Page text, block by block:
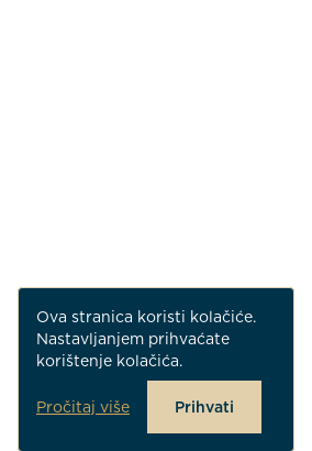
Ova stranica koristi kolačiće.
Nastavljanjem prihvaćate
korištenje kolačića.
Pročitaj više Prihvati